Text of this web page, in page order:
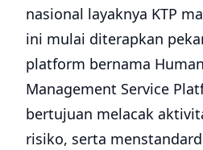
nasional layaknya KTP
ini mulai diterapkan
platform bernama
Management Service
bertujuan melacak
risiko, serta